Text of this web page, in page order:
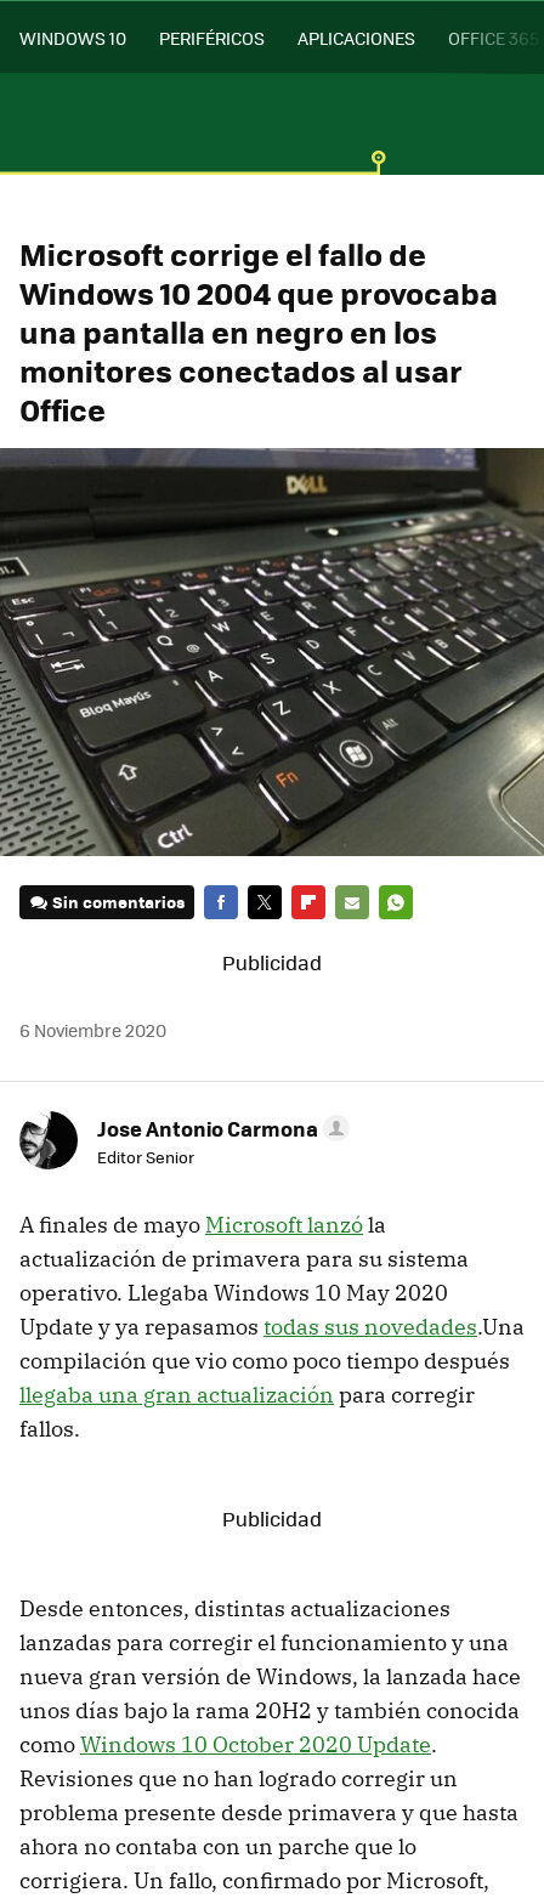
WINDOWS 10 PERIFÉRICOS APLICACIONES OFFICE 365
Microsoft corrige el fallo de
Windows 10 2004 que provocaba
una pantalla en negro en los
monitores conectados al usar
Office
Sin comentarios
6 Noviembre 2020
Jose Antonio Carmona
Editor Senior
A finales de mayo Microsoft lanzóla
actualización de primavera para su sistema
operativo. Llegaba Windows 10 May 2020
Update y ya repasamos todas sus novedades.Una
compilación que vio como poco tiempo después
llegaba una gran actualización para corregir
fallos.
Desde entonces, distintas actualizaciones
lanzadas para corregir el funcionamiento y una
nueva gran versión de Windows, la lanzada hace
unos días bajo la rama 20H2 y también conocida
comoWindows 10 October 2020 Update.
Revisiones que no han logrado corregir un
problema presente desde primavera y que hasta
ahora no contaba con un parche que lo
corrigiera. Un fallo, confirmado por Microsoft,